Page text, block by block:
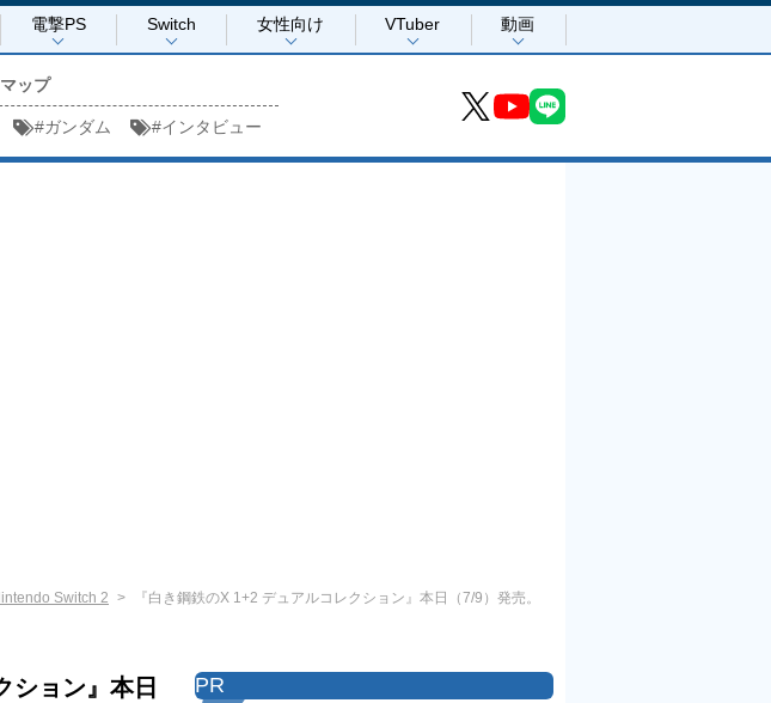
電撃PS Switch 女性向け VTuber 動画
ップ
#ガンダム #インタビュー
Switch 2
『白き鋼鉄のX 1+2 デュアルコレクション』本日（7/9）発売。
ション』本日
PR